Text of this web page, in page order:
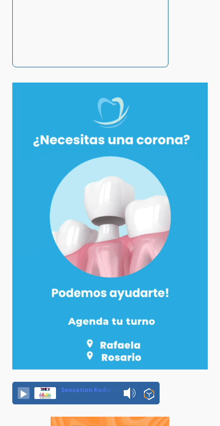
Sensation Radio 107.5 Neuquen